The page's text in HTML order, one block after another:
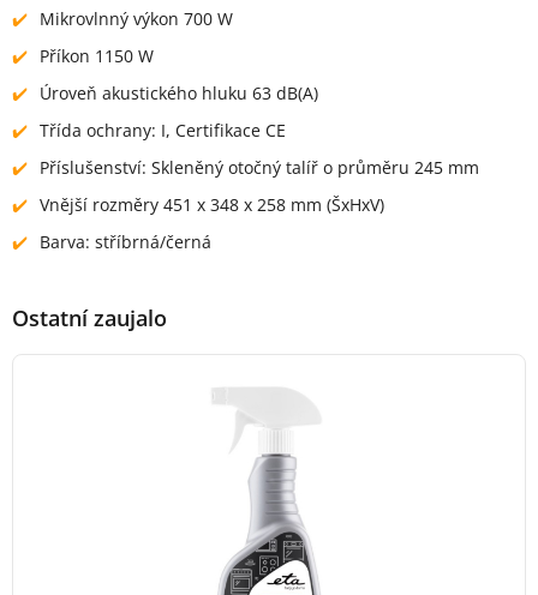
Mikrovlnný výkon 700 W
Příkon 1150 W
Úroveň akustického hluku 63 dB(A)
Třída ochrany: I, Certifikace CE
Příslušenství: Skleněný otočný talíř o průměru 245 mm
Vnější rozměry 451 x 348 x 258 mm (ŠxHxV)
Barva: stříbrná/černá
Ostatní zaujalo